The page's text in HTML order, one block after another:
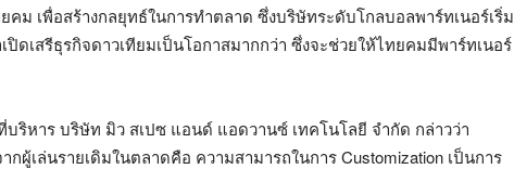
คม เพื่อสร้างกลยุทธ์ในการทำตลาด ซึ่งบริษัทระดับโกลบอลพาร์ทเนอร์เริ่ม
ดเสรีธุรกิจดาวเทียมเป็นโอกาสมากกว่า ซึ่งจะช่วยให้ไทยคมมีพาร์ทเนอร์
บริหาร บริษัท มิว สเปซ แอนด์ แอดวานซ์ เทคโนโลยี จำกัด กล่าวว่า
ผู้เล่นรายเดิมในตลาดคือ ความสามารถในการ Customization เป็นการ